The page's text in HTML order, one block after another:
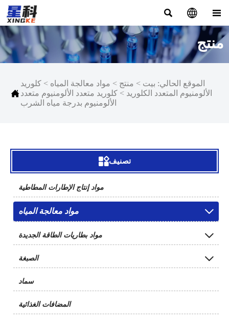
  
منتج

الموقع الحالي: بيت > منتج > مواد معالجة المياه > كلوريد
الألومنيوم المتعدد الكلوريد > كلوريد متعدد الألومنيوم متعدد
الألومنيوم بدرجة مياه الشرب
تصنيف
مواد إنتاج الإطارات المطاطية
مواد معالجة المياه 
مواد بطاريات الطاقة الجديدة 
الصبغة 
سماد
المضافات الغذائية